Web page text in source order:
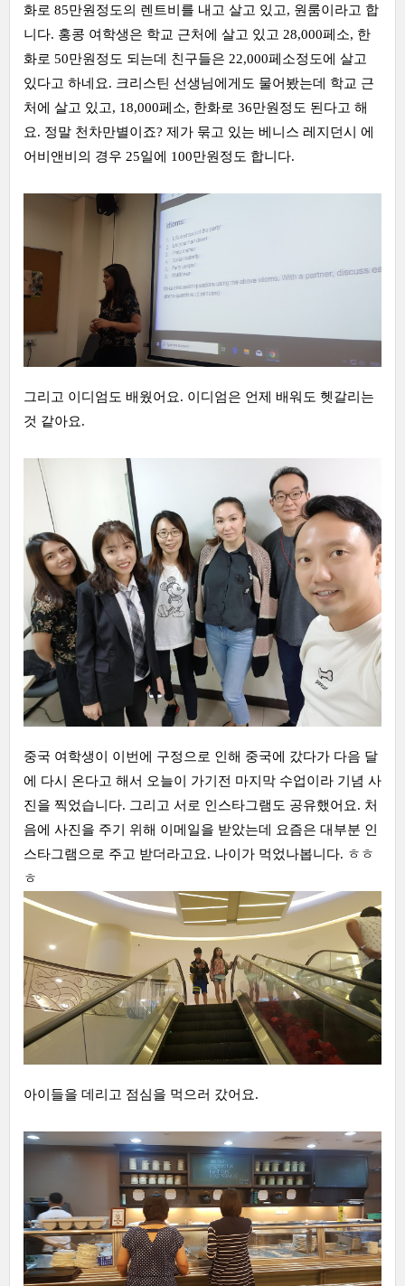
화로 85만원정도의 렌트비를 내고 살고 있고, 원룸이라고 합
니다. 홍콩 여학생은 학교 근처에 살고 있고 28,000페소, 한
화로 50만원정도 되는데 친구들은 22,000페소정도에 살고
있다고 하네요. 크리스틴 선생님에게도 물어봤는데 학교 근
처에 살고 있고, 18,000페소, 한화로 36만원정도 된다고 해
요. 정말 천차만별이죠? 제가 묶고 있는 베니스 레지던시 에
어비앤비의 경우 25일에 100만원정도 합니다.
그리고 이디엄도 배웠어요. 이디엄은 언제 배워도 헷갈리는
것 같아요.
중국 여학생이 이번에 구정으로 인해 중국에 갔다가 다음 달
에 다시 온다고 해서 오늘이 가기전 마지막 수업이라 기념 사
진을 찍었습니다. 그리고 서로 인스타그램도 공유했어요. 처
음에 사진을 주기 위해 이메일을 받았는데 요즘은 대부분 인
스타그램으로 주고 받더라고요. 나이가 먹었나봅니다. ㅎㅎ
ㅎ
아이들을 데리고 점심을 먹으러 갔어요.